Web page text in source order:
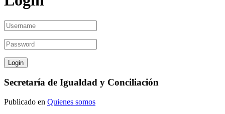
Secretaría de Igualdad y Conciliación
Publicado en Quienes somos